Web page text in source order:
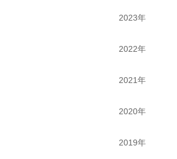
2023年
2022年
2021年
2020年
2019年